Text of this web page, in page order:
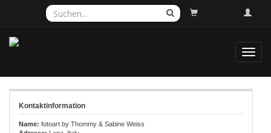
Kontaktinformation
Name: fotoart by Thommy & Sabine Weiss